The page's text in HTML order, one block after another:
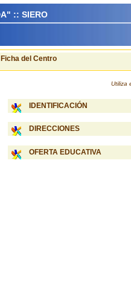
:: SIERO
Ficha del Centro
Utiliza
IDENTIFICACIÓN
DIRECCIONES
OFERTA EDUCATIVA